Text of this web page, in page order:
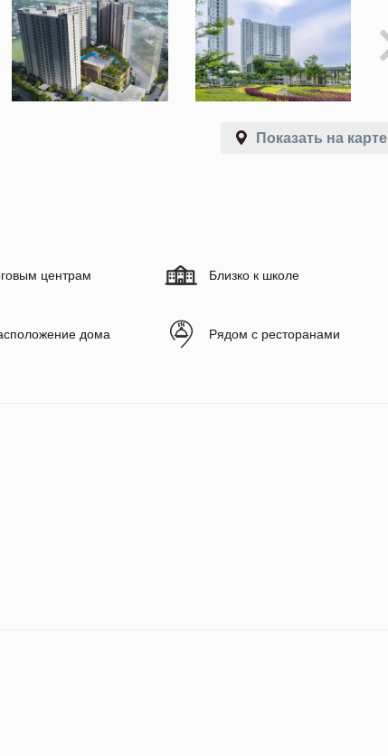
Показать на карте
центрам Близко к школе
дома Рядом с ресторанами